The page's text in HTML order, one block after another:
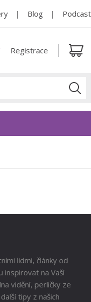
Blog Podcast
Registrace
lidmi, články od
inspirovat na Vaší
vidění, perličky ze
tipy z našich